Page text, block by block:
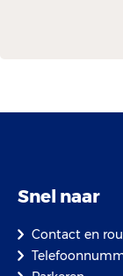
Snel naar
Contact en